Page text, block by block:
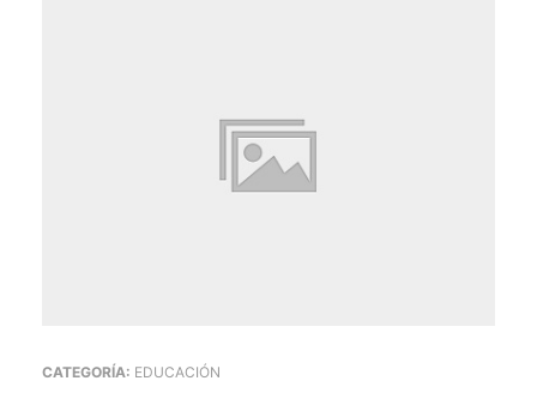
CATEGORÍA: EDUCACIÓN